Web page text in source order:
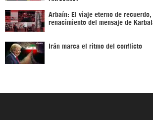
Arbaín: El viaje eterno de
renacimiento del mensaje de
Irán marca el ritmo del conflicto